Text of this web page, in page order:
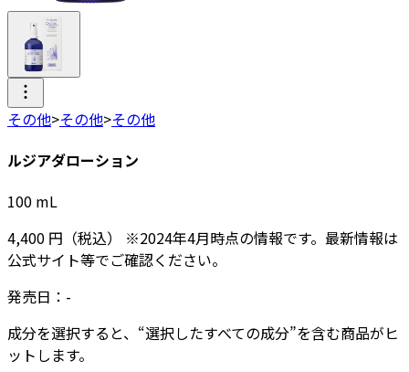
その他>その他>その他
ルジアダローション
100 mL
4,400 円 （税込） ※2024年4月時点の情報です。最新情報は
公式サイト等でご確認ください。
発売日： -
成分を選択すると、“選択したすべての成分”を含む商品がヒ
ットします。